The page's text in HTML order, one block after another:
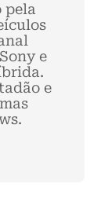
pela
e
e